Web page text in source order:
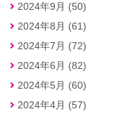
2024年9月 (50)
2024年8月 (61)
2024年7月 (72)
2024年6月 (82)
2024年5月 (60)
2024年4月 (57)